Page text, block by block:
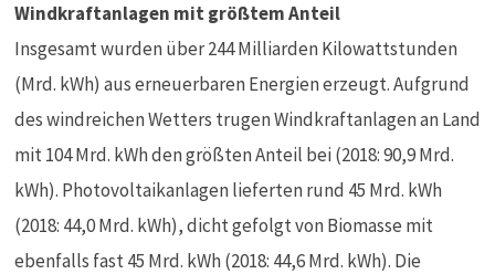
Windkraftanlagen mit größtem Anteil
Insgesamt wurden über 244 Milliarden Kilowattstunden
(Mrd. kWh) aus erneuerbaren Energien erzeugt. Aufgrund
des windreichen Wetters trugen Windkraftanlagen an Land
mit 104 Mrd. kWh den größten Anteil bei (2018: 90,9 Mrd.
kWh). Photovoltaikanlagen lieferten rund 45 Mrd. kWh
(2018: 44,0 Mrd. kWh), dicht gefolgt von Biomasse mit
ebenfalls fast 45 Mrd. kWh (2018: 44,6 Mrd. kWh). Die